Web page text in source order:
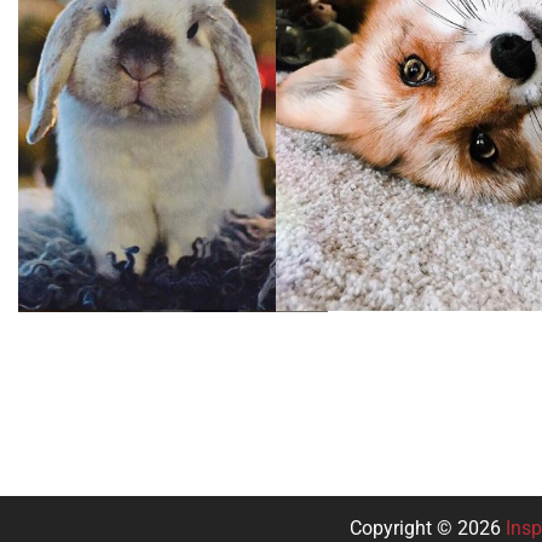
Copyright © 2026